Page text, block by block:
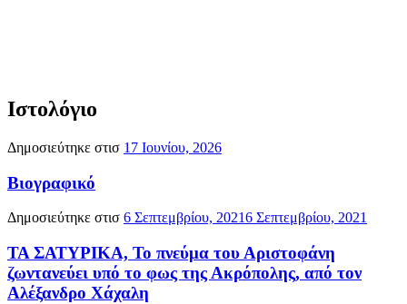
Ιστολόγιο
Δημοσιεύτηκε στισ 17 Ιουνίου, 2026
Βιογραφικό
Δημοσιεύτηκε στισ 6 Σεπτεμβρίου, 20216 Σεπτεμβρίου, 2021
ΤΑ ΣΑΤΥΡΙΚΑ, Το πνεύμα του Αριστοφάνη
ζωντανεύει υπό το φως της Ακρόπολης, από τον
Αλέξανδρο Χάχαλη